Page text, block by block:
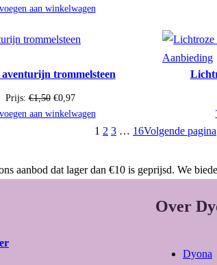
prijs
€3,99.
prijs
€2,59.
aan winkelwagen
aventurijn trommelsteen
Prijs:€1,50 Oorspronkelijke
prijs
€0,97Huidige
prijs
aan winkelwagen
Aanbieding
1 2 3 … 16Volgende pagina
aanbod dat lager dan €10 is geprijsd. We
Over
Dyona